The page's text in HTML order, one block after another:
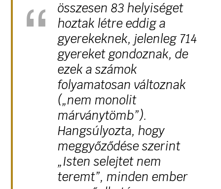
összesen 83 helyiséget
hoztak létre eddig a
gyerekeknek, jelenleg 714
gyereket gondoznak, de
ezek a számok
folyamatosan változnak
(„nem monolit
márványtömb”).
Hangsúlyozta, hogy
meggyőződése szerint
„Isten selejtet nem
teremt”, minden ember